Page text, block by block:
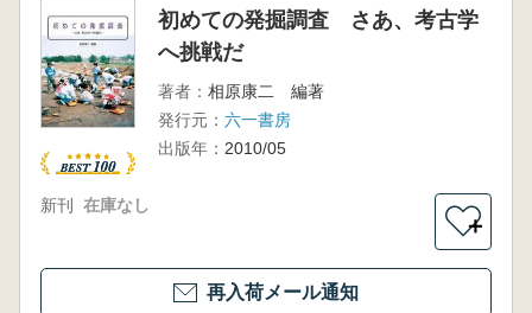
初めての発掘調査 さあ、考古学
へ挑戦だ
著者： 相原康二 編著
発行元： 六一書房
出版年： 2010/05
新刊 在庫なし
＋
再入荷メール通知